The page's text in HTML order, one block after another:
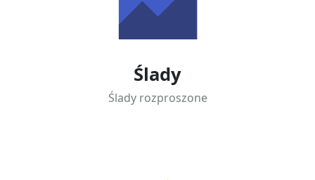
Ślady
Ślady rozproszone